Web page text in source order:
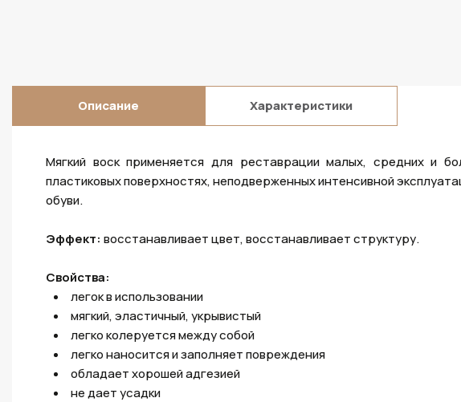
Описание Характеристики
Мягкий воск применяется для реставрации малых, средних и
пластиковых поверхностях, неподверженных интенсивной
обуви.
Эффект: восстанавливает цвет, восстанавливает структуру.
Свойства:
легок в использовании
мягкий, эластичный, укрывистый
легко колеруется между собой
легко наносится и заполняет повреждения
обладает хорошей адгезией
не дает усадки